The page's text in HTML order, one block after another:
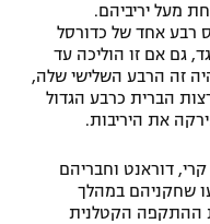
מעל יריביהם.
רבע אחד של כדורסל
גם אם זו הוליכה עד
זה הרבע השלישי שלה,
הברית כרבע הגדול
את היריבות.
דוראנט וחבריהם
שחקניהם במהלך
ההתקפה הקטלנית